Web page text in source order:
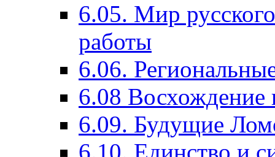
6.05. Мир
работы
6.06.
6.08 Восхождение
6.09. Будущие